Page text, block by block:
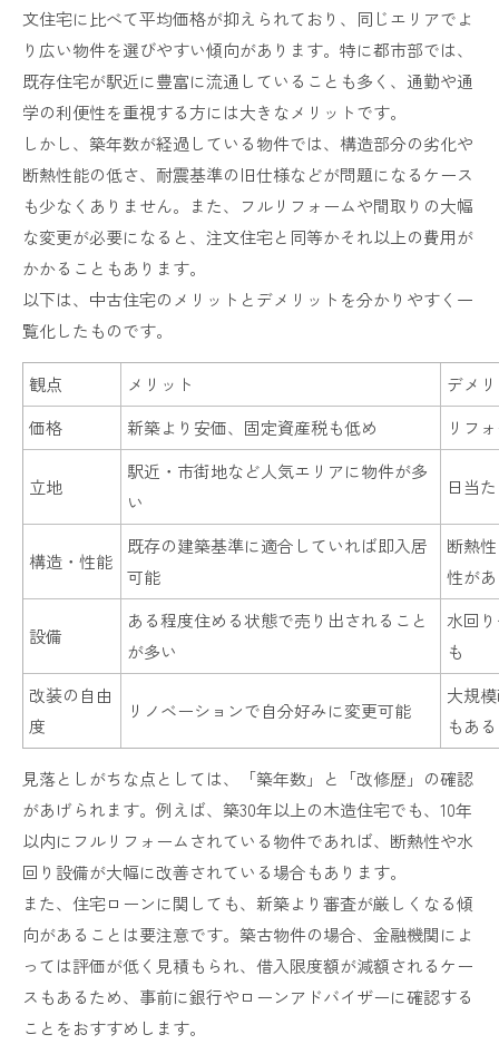
文住宅に比べて平均価格が抑えられており、同じエリアでよ
り広い物件を選びやすい傾向があります。特に都市部では、
既存住宅が駅近に豊富に流通していることも多く、通勤や通
学の利便性を重視する方には大きなメリットです。
しかし、築年数が経過している物件では、構造部分の劣化や
断熱性能の低さ、耐震基準の旧仕様などが問題になるケース
も少なくありません。また、フルリフォームや間取りの大幅
な変更が必要になると、注文住宅と同等かそれ以上の費用が
かかることもあります。
以下は、中古住宅のメリットとデメリットを分かりやすく一
覧化したものです。
観点 メリット
デメ
価格
新築より安価、固定資産税も低め リフ
立地
駅近・市街地など人気エリアに物件が多
い
日当
構造・性能
既存の建築基準に適合していれば即入居
可能
断熱
性が
設備
ある程度住める状態で売り出されること
が多い
水回
も
改装の自由
度
リノベーションで自分好みに変更可能
大規
もある
見落としがちな点としては、「築年数」と「改修歴」の確認
があげられます。例えば、築30年以上の木造住宅でも、10年
以内にフルリフォームされている物件であれば、断熱性や水
回り設備が大幅に改善されている場合もあります。
また、住宅ローンに関しても、新築より審査が厳しくなる傾
向があることは要注意です。築古物件の場合、金融機関によ
っては評価が低く見積もられ、借入限度額が減額されるケー
スもあるため、事前に銀行やローンアドバイザーに確認する
ことをおすすめします。